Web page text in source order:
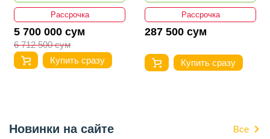
Рассрочка
5 700 000 сум
6 712 500 сум
Купить сразу
Рассрочка
287 500 сум
Купить сразу
Новинки на сайте Все